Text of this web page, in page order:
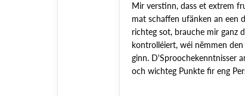
Mir verstinn, dass et extrem
mat schaffen ufänken an een
richteg sot, brauche mir ganz
kontrolléiert, wéi nëmmen
ginn. D'Sproochekenntnisser
och wichteg Punkte fir eng